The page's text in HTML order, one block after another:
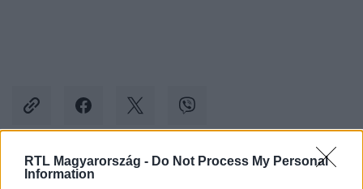
RTL Magyarország - Do Not Process My Personal
Information
Kövess minket, és értesülj a friss hírekről a